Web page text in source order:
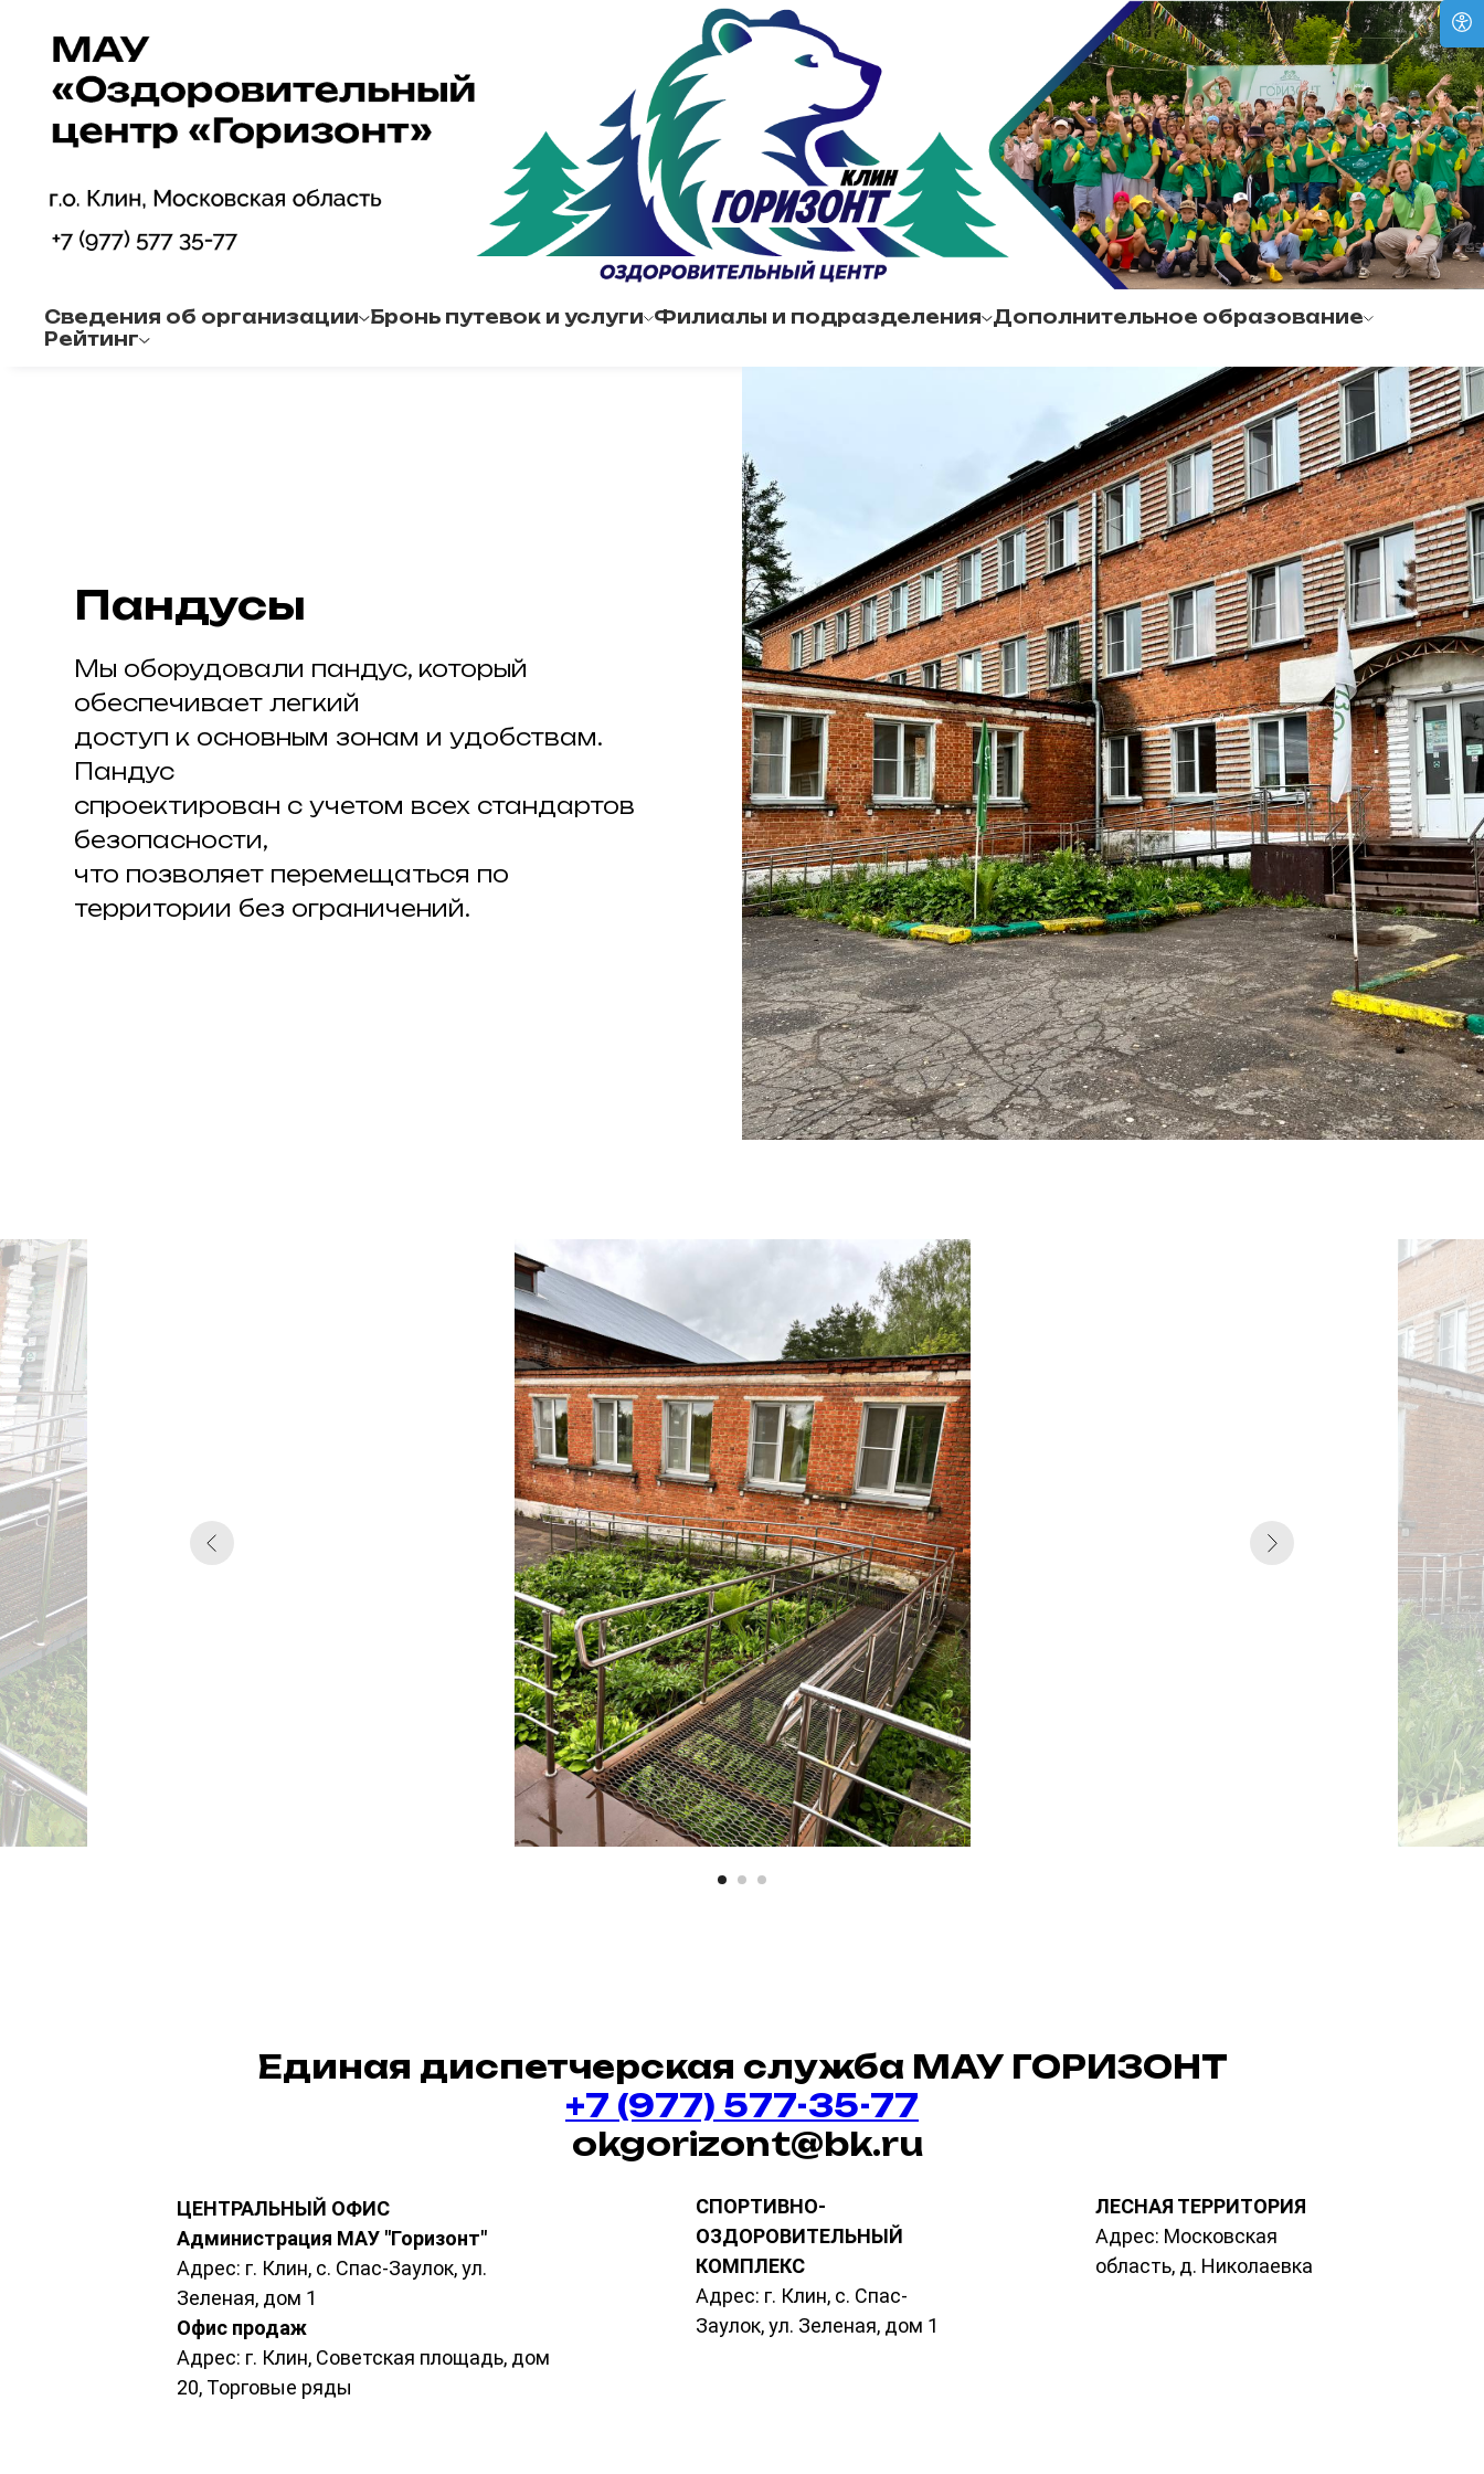
Сведения об организации Бронь путевок и услуги Филиалы и подразделения Дополнительное образование
Рейтинг
Пандусы
Мы оборудовали пандус, который
обеспечивает легкий
доступ к основным зонам и удобствам.
Пандус
спроектирован с учетом всех стандартов
безопасности,
что позволяет перемещаться по
территории без ограничений.
okgorizont@bk.ru
ЦЕНТРАЛЬНЫЙ ОФИС
Администрация МАУ "Горизонт"
Адрес: г. Клин, с. Спас-Заулок, ул.
Зеленая, дом 1
Офис продаж
Адрес: г. Клин, Советская площадь, дом
20, Торговые ряды
СПОРТИВНО-
ОЗДОРОВИТЕЛЬНЫЙ
КОМПЛЕКС
Адрес: г. Клин, с. Спас-
Заулок, ул. Зеленая, дом 1
ЛЕСНАЯ ТЕРРИТОРИЯ
Адрес: Московская
область, д. Николаевка
Единая диспетчерская служба МАУ ГОРИЗОНТ
+7 (977) 577-35-77